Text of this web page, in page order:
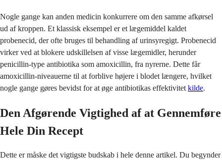
Nogle gange kan anden medicin konkurrere om den samme afkørsel
ud af kroppen. Et klassisk eksempel er et lægemiddel kaldet
probenecid, der ofte bruges til behandling af urinsyregigt. Probenecid
virker ved at blokere udskillelsen af visse lægemidler, herunder
penicillin-type antibiotika som amoxicillin, fra nyrerne. Dette får
amoxicillin-niveauerne til at forblive højere i blodet længere, hvilket
nogle gange gøres bevidst for at øge antibiotikas effektivitet kilde.
Den Afgørende Vigtighed af at Gennemføre
Hele Din Recept
Dette er måske det vigtigste budskab i hele denne artikel. Du begynder